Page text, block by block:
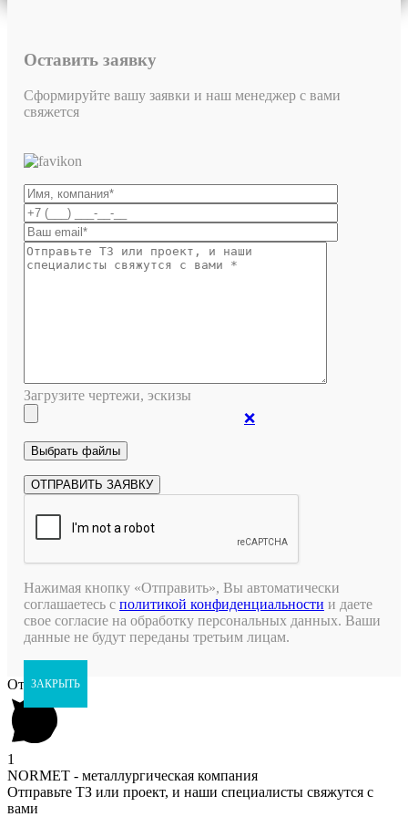
Оставить заявку
Сформируйте вашу заявки и наш менеджер с вами
свяжется
Загрузите чертежи, эскизы
❌
Нажимая кнопку «Отправить», Вы автоматически
соглашаетесь с политикой конфиденциальности и даете
свое согласие на обработку персональных данных. Ваши
данные не будут переданы третьим лицам.
ЗАКРЫТЬ
Открыть чат
1
NORMET - металлургическая компания
Отправьте ТЗ или проект, и наши специалисты свяжутся с
вами